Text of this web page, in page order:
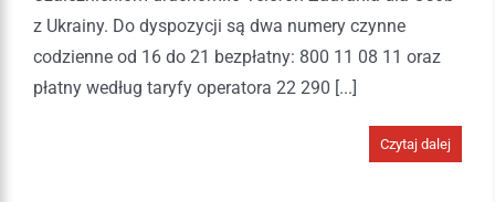
z Ukrainy. Do dyspozycji są dwa numery czynne
codzienne od 16 do 21 bezpłatny: 800 11 08 11 oraz
płatny według taryfy operatora 22 290 [...]
Czytaj dalej